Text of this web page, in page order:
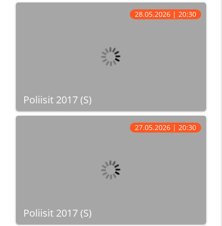
Poliisit 2017 (S)
28.05.2026 | 20:30
Poliisit 2017 (S)
27.05.2026 | 20:30